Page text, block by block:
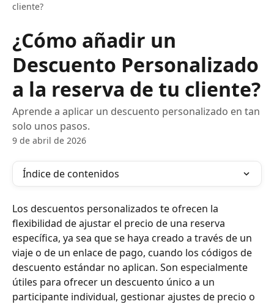
cliente?
¿Cómo añadir un
Descuento Personalizado
a la reserva de tu cliente?
Aprende a aplicar un descuento personalizado en tan
solo unos pasos.
9 de abril de 2026
Índice de contenidos
Los descuentos personalizados te ofrecen la
flexibilidad de ajustar el precio de una reserva
específica, ya sea que se haya creado a través de un
viaje o de un enlace de pago, cuando los códigos de
descuento estándar no aplican. Son especialmente
útiles para ofrecer un descuento único a un
participante individual, gestionar ajustes de precio o